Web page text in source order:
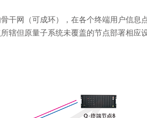
网（可成环），在各个终端用户信息
辖但原量子系统未覆盖的节点部署相应